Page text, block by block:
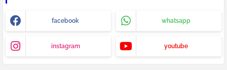
facebook whatsapp
instagram youtube